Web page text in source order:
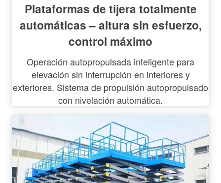
Plataformas de tijera totalmente
automáticas – altura sin esfuerzo,
control máximo
Operación autopropulsada inteligente para
elevación sin interrupción en interiores y
exteriores. Sistema de propulsión autopropulsado
con nivelación automática.